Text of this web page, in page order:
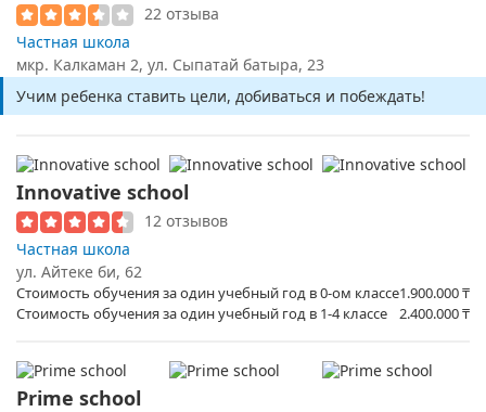
22 отзыва
Частная школа
мкр. Калкаман 2, ул. Сыпатай батыра, 23
Учим ребенка ставить цели, добиваться и побеждать!
Innovative school
12 отзывов
Частная школа
ул. ​Айтеке би, 62
Стоимость обучения за один учебный год в 0-ом классе1.900.000₸
Стоимость обучения за один учебный год в 1-4 классе
2.400.000₸
Prime school